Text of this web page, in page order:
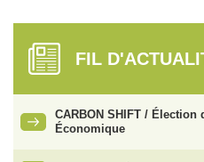
FIL
CARBON SHIFT / Élection
Économique